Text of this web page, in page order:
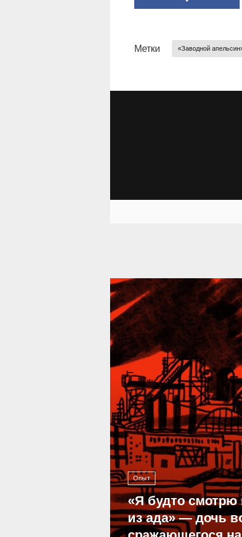
Метки «Заводной
Опыт
«Я будто смотрю
из ада» — дочь
39 301